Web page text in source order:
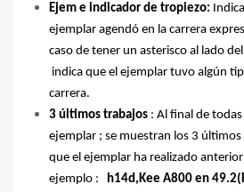
Ejem e indicador de tropiezo:
ejemplar agendó en la carrera
caso de tener un asterisco al lado
indica que el ejemplar tuvo algún
carrera.
3 últimos trabajos : Al final de todas
ejemplar ; se muestran los 3
que el ejemplar ha realizado
ejemplo :
h14d,Kee A800 en